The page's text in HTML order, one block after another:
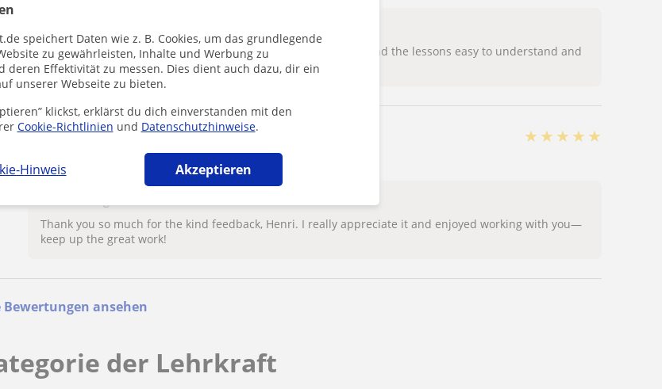
speichert Daten wie z. B. Cookies, um das grundlegende
zu gewährleisten, Inhalte und Werbung zu
deren Effektivität zu messen. Dies dient auch dazu, dir ein
unserer Webseite zu bieten.
klickst, erklärst du dich einverstanden mit den
Cookie-Richtlinien und Datenschutzhinweise.
Hinweis Akzeptieren
Thank you so much for your kind words! I’m really glad you found the lessons easy to understand and
enjoyable.
Henri ★ ★ ★ ★ ★
He is a graete Tutor He knows what He is Talking about
Thank you so much for the kind feedback, Henri. I really appreciate it and enjoyed working with you—
keep up the great work!
Bewertungen ansehen
der Lehrkraft